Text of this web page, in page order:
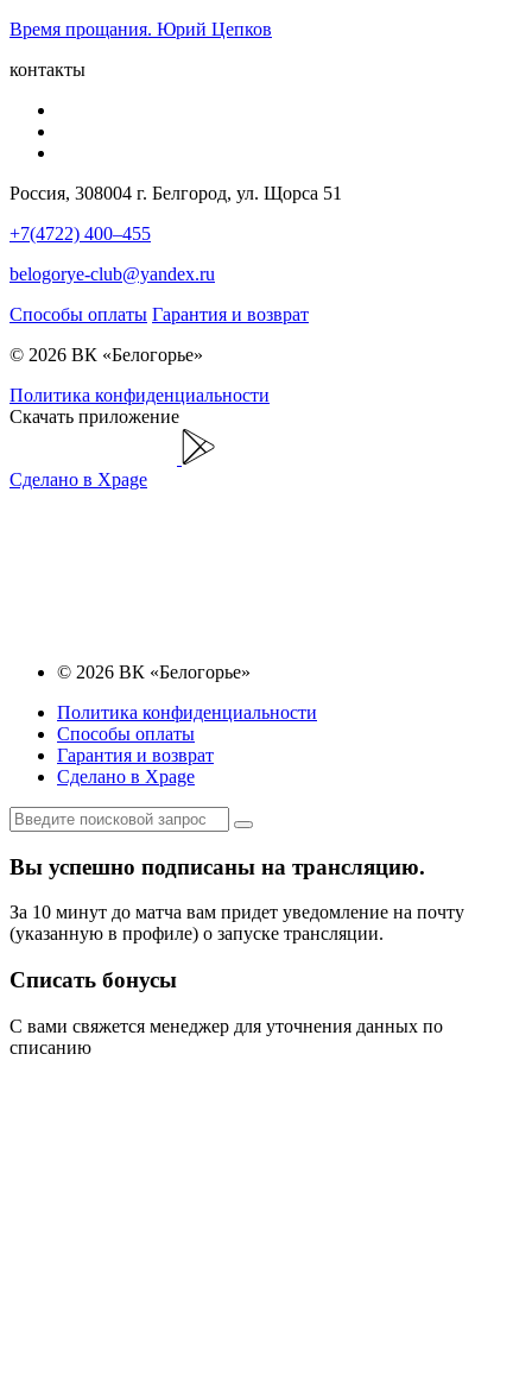
Время прощания. Юрий Цепков
контакты
Россия, 308004 г. Белгород, ул. Щорса 51
+7(4722) 400–455
belogorye-club@yandex.ru
Способы оплаты Гарантия и возврат
© 2026 ВК «Белогорье»
Политика конфиденциальности
Скачать приложение
Сделано в Xpage
© 2026 ВК «Белогорье»
Политика конфиденциальности
Способы оплаты
Гарантия и возврат
Сделано в Xpage
Вы успешно подписаны на трансляцию.
За 10 минут до матча вам придет уведомление на почту
(указанную в профиле) о запуске трансляции.
Списать бонусы
С вами свяжется менеджер для уточнения данных по
списанию